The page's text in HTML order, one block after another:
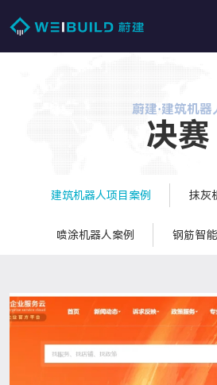
蔚建·建筑机器
决赛
建筑机器人项目案例 抹灰
喷涂机器人案例 钢筋智